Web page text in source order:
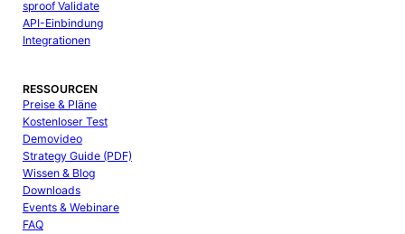
sproof Validate
API-Einbindung
Integrationen
RESSOURCEN
Preise & Pläne
Kostenloser Test
Demovideo
Strategy Guide (PDF)
Wissen & Blog
Downloads
Events & Webinare
FAQ